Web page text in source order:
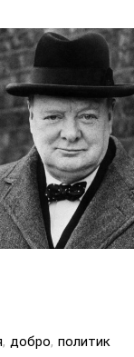
, добро, политик